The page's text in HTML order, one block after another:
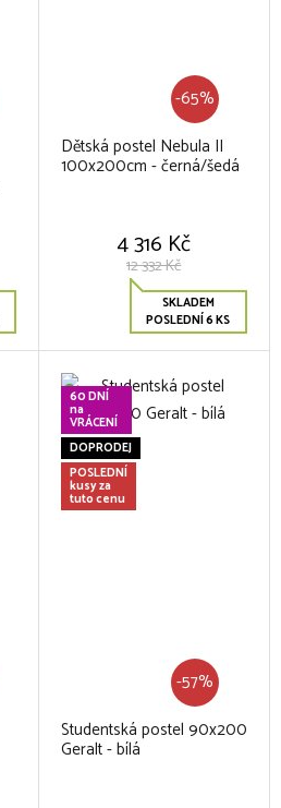
-65%
Dětská postel Nebula II
100x200cm - černá/šedá
4 316 Kč
12 332 Kč
SKLADEM
POSLEDNÍ 6 KS
60 DNÍ
na
VRÁCENÍ
DOPRODEJ
POSLEDNÍ
kusy za
tuto cenu
-57%
Studentská postel 90x200
Geralt - bílá